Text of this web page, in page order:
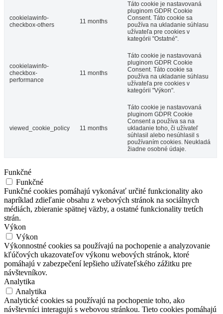
cookielawinfo-
checkbox-others
11 months
Táto cookie je nastavovaná
pluginom GDPR Cookie
Consent. Táto cookie sa
používa na ukladanie súhlasu
užívateľa pre cookies v
kategórii "Ostatné".
cookielawinfo-
checkbox-
performance
11 months
Táto cookie je nastavovaná
pluginom GDPR Cookie
Consent. Táto cookie sa
používa na ukladanie súhlasu
užívateľa pre cookies v
kategórii "Výkon".
viewed_cookie_policy 11 months
Táto cookie je nastavovaná
pluginom GDPR Cookie
Consent a používa sa na
ukladanie toho, či užívateľ
súhlasil alebo nesúhlasil s
používaním cookies. Neukladá
žiadne osobné údaje.
Funkčné
Funkčné
Funkčné cookies pomáhajú vykonávať určité funkcionality ako
napríklad zdieľanie obsahu z webových stránok na sociálnych
médiách, zbieranie spätnej väzby, a ostatné funkcionality tretích
strán.
Výkon
Výkon
Výkonnostné cookies sa používajú na pochopenie a analyzovanie
kľúčových ukazovateľov výkonu webových stránok, ktoré
pomáhajú v zabezpečení lepšieho užívateľského zážitku pre
návštevníkov.
Analytika
Analytika
Analytické cookies sa používajú na pochopenie toho, ako
návštevníci interagujú s webovou stránkou. Tieto cookies pomáhajú